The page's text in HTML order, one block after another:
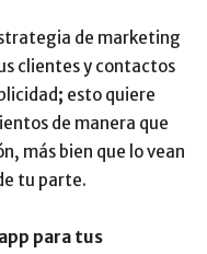
de marketing
clientes y contactos
; esto quiere
de manera que
más bien que lo vean
tu parte.
para tus